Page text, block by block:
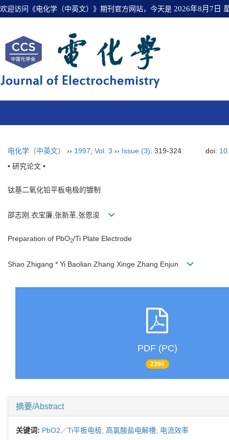
欢迎访问《电化学（中英文）》期刊官方网站，今天是 2026年8月7日
电化学（中英文） ›› 1997 Vol. 3 ›› Issue (3): 319-324. doi:
• 研究论文 •
钛基二氧化铅平板电极的镀制
邵志刚,衣宝廉,张新革,张恩浚
Preparation of PbO2/Ti Plate Electrode
Shao Zhigang * Yi Baolian Zhang Xinge Zhang Enjun
PDF (PC)
2394
摘要/Abstract
关键词: PbO2／Ti平板电极, 高氯酸盐电解槽, 电流效率